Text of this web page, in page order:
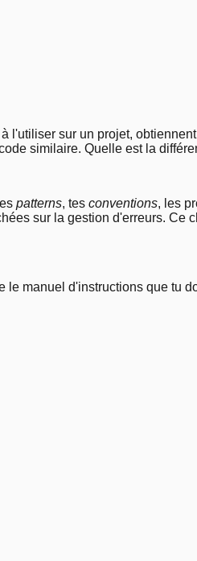
sur un projet,
similaire. Quelle est la
patterns, tes conventions, les
sur la gestion d'erreurs. Ce
manuel d'instructions que tu